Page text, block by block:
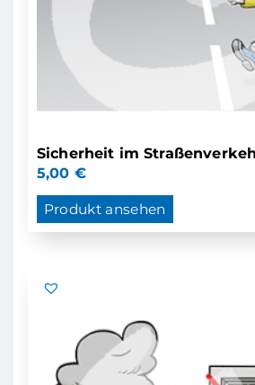
Sicherheit im
5,00 €
Produkt ansehen